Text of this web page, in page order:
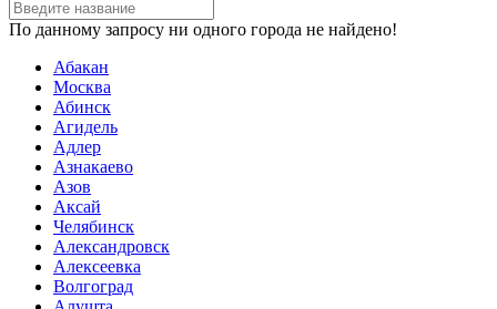
По данному запросу ни одного города не найдено!
Абакан
Москва
Абинск
Агидель
Адлер
Азнакаево
Азов
Аксай
Челябинск
Александровск
Алексеевка
Волгоград